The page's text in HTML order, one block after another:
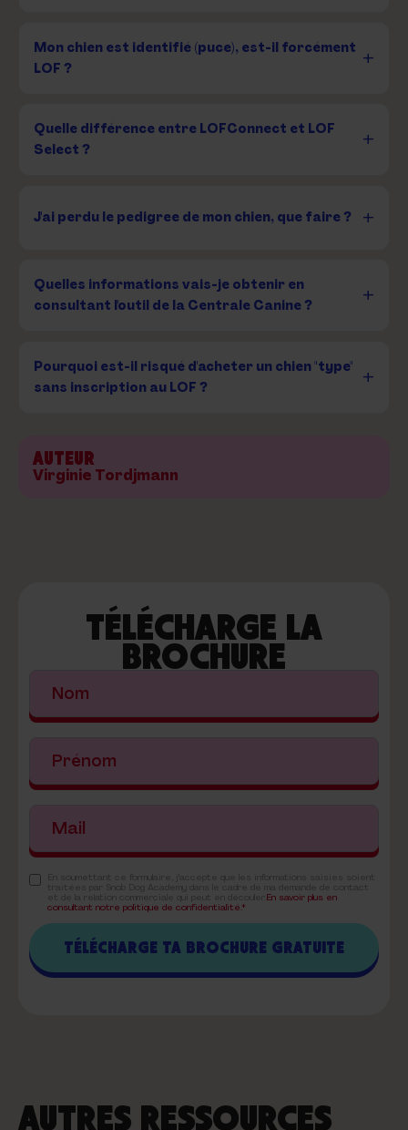
Mon chien est identifié (puce), est-il forcément
LOF ?
Quelle différence entre LOFConnect et LOF
Select ?
J'ai perdu le pedigree de mon chien, que faire ?
Quelles informations vais-je obtenir en
consultant l'outil de la Centrale Canine ?
Pourquoi est-il risqué d'acheter un chien "type"
sans inscription au LOF ?
AUTEUR
Virginie Tordjmann
TÉLÉCHARGE LA
BROCHURE
En savoir plus en
consultant notre politique de confidentialité.*
AUTRES RESSOURCES